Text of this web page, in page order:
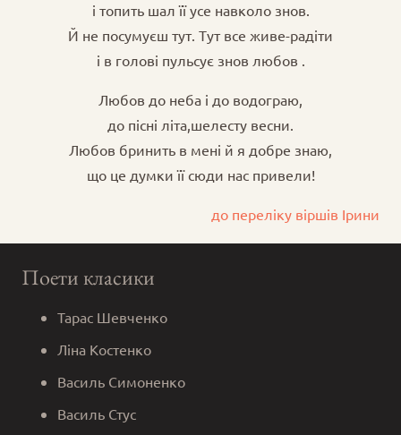
і топить шал її усе навколо знов.
Й не посумуєш тут. Тут все живе-радіти
і в голові пульсує знов любов .
Любов до неба і до водограю,
до пісні літа,шелесту весни.
Любов бринить в мені й я добре знаю,
що це думки її сюди нас привели!
до переліку віршів Ірини
Поети класики
Тарас Шевченко
Ліна Костенко
Василь Симоненко
Василь Стус